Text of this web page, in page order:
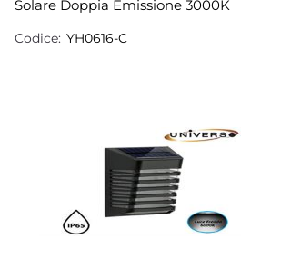
Solare Doppia Emissione 3000K
Codice: YH0616-C